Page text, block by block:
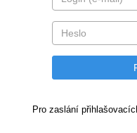
Pro zaslání